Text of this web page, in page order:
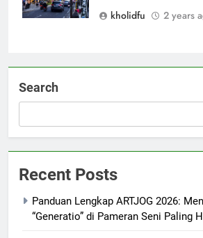
kholidfu
2 years
Search
Recent Posts
Panduan Lengkap ARTJOG 2026:
“Generatio” di Pameran Seni Paling